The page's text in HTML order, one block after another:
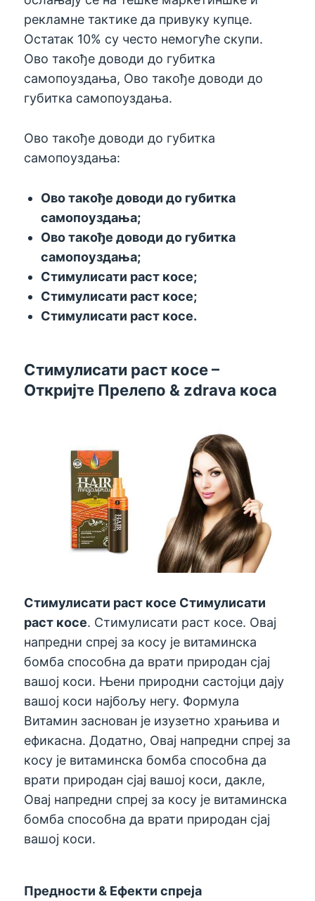
рекламне тактике да привуку купце.
Остатак 10% су често немогуће скупи.
Ово такође доводи до губитка
самопоуздања, Ово такође доводи до
губитка самопоуздања.
Ово такође доводи до губитка
самопоуздања:
Ово такође доводи до губитка
самопоуздања;
Ово такође доводи до губитка
самопоуздања;
Стимулисати раст косе;
Стимулисати раст косе;
Стимулисати раст косе.
Стимулисати раст косе –
Откријте Прелепо & zdrava коса
Стимулисати раст косе Стимулисати
раст косе. Стимулисати раст косе. Овај
напредни спреј за косу је витаминска
бомба способна да врати природан сјај
вашој коси. Њени природни састојци дају
вашој коси најбољу негу. Формула
Витамин заснован је изузетно храњива и
ефикасна. Додатно, Овај напредни спреј за
косу је витаминска бомба способна да
врати природан сјај вашој коси, дакле,
Овај напредни спреј за косу је витаминска
бомба способна да врати природан сјај
вашој коси.
Предности & Ефекти спреја